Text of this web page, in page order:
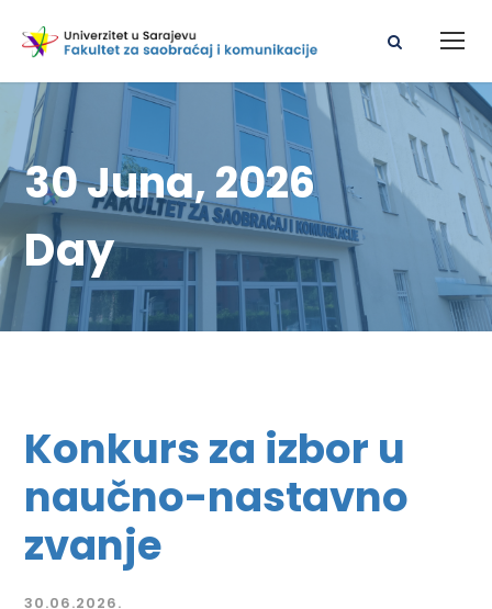
30 Juna, 2026
Day
Konkurs za izbor u
naučno-nastavno
zvanje
30.06.2026.